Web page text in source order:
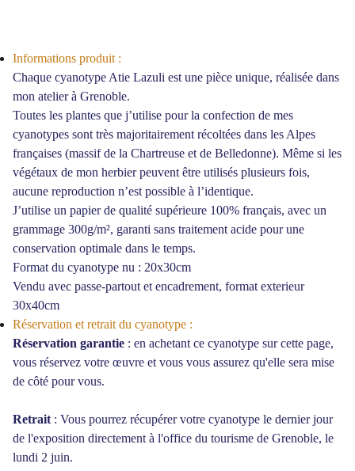
Informations produit :
Chaque cyanotype Atie Lazuli est une pièce unique, réalisée dans
mon atelier à Grenoble.
Toutes les plantes que j’utilise pour la confection de mes
cyanotypes sont très majoritairement récoltées dans les Alpes
françaises (massif de la Chartreuse et de Belledonne). Même si les
végétaux de mon herbier peuvent être utilisés plusieurs fois,
aucune reproduction n’est possible à l’identique.
J’utilise un papier de qualité supérieure 100% français, avec un
grammage 300g/m², garanti sans traitement acide pour une
conservation optimale dans le temps.
Format du cyanotype nu : 20x30cm
Vendu avec passe-partout et encadrement, format exterieur
30x40cm
Réservation et retrait du cyanotype :
Réservation garantie : en achetant ce cyanotype sur cette page,
vous réservez votre œuvre et vous vous assurez qu'elle sera mise
de côté pour vous.
Retrait : Vous pourrez récupérer votre cyanotype le dernier jour
de l'exposition directement à l'office du tourisme de Grenoble, le
lundi 2 juin.